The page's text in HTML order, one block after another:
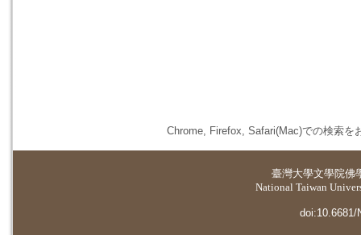
Chrome, Firefox, Safari(Mac)での検索を
臺灣大學文學院佛
National Taiwan
doi:10.6681/